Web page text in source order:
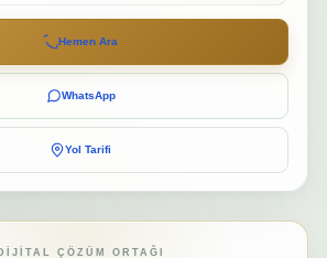
Hemen Ara
WhatsApp
Yol Tarifi
DIJITAL ÇÖZÜM ORTAĞI